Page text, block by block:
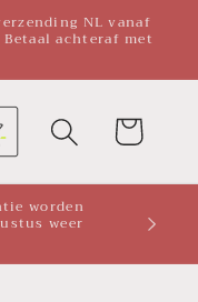
NL vanaf
achteraf met
Winkelwagen
worden
weer